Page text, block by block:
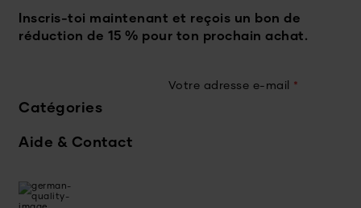
Inscris-toi maintenant et reçois un bon de
réduction de 15 % pour ton prochain achat.
Votre adresse e-mail *
Catégories
Aide & Contact